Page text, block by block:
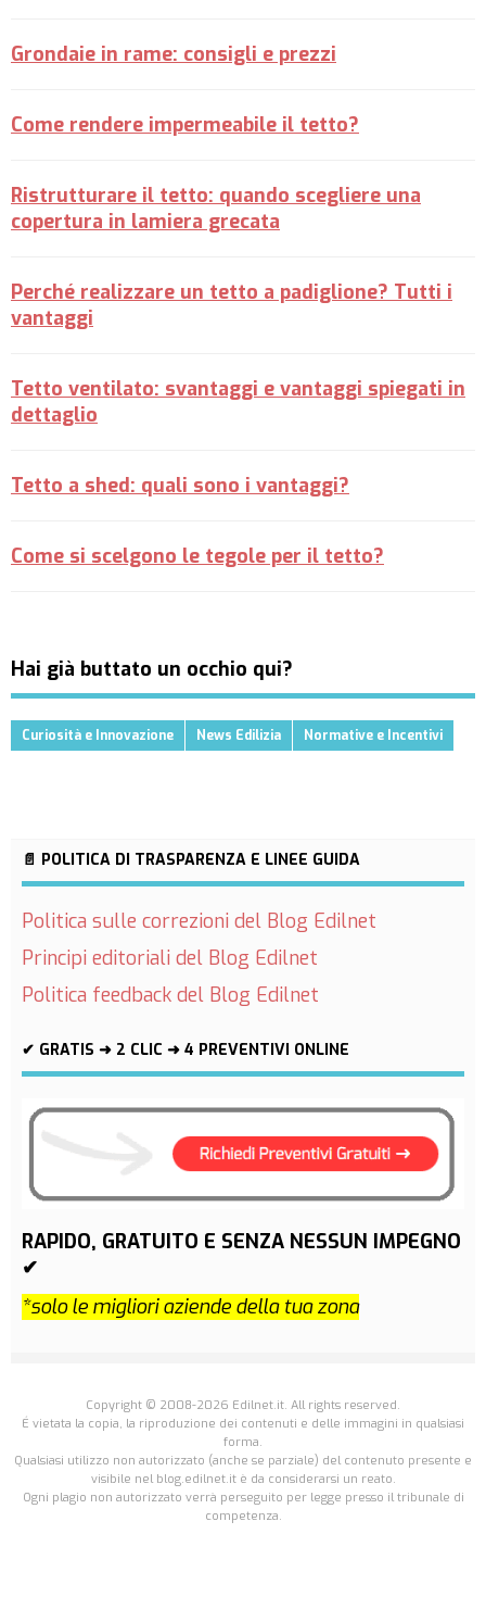
Grondaie in rame: consigli e prezzi
Come rendere impermeabile il tetto?
Ristrutturare il tetto: quando scegliere una
copertura in lamiera grecata
Perché realizzare un tetto a padiglione? Tutti i
vantaggi
Tetto ventilato: svantaggi e vantaggi spiegati in
dettaglio
Tetto a shed: quali sono i vantaggi?
Come si scelgono le tegole per il tetto?
Hai già buttato un occhio qui?
Curiosità e Innovazione News Edilizia Normative e Incentivi
📄 POLITICA DI TRASPARENZA E LINEE GUIDA
Politica sulle correzioni del Blog Edilnet
Principi editoriali del Blog Edilnet
Politica feedback del Blog Edilnet
✔ GRATIS ➜ 2 CLIC ➜ 4 PREVENTIVI ONLINE
RAPIDO, GRATUITO E SENZA NESSUN IMPEGNO
✔
*solo le migliori aziende della tua zona
Copyright © 2008-2026 Edilnet.it. All rights reserved.
É vietata la copia, la riproduzione dei contenuti e delle immagini in qualsiasi
forma.
Qualsiasi utilizzo non autorizzato (anche se parziale) del contenuto presente e
visibile nel blog.edilnet.it è da considerarsi un reato.
Ogni plagio non autorizzato verrà perseguito per legge presso il tribunale di
competenza.